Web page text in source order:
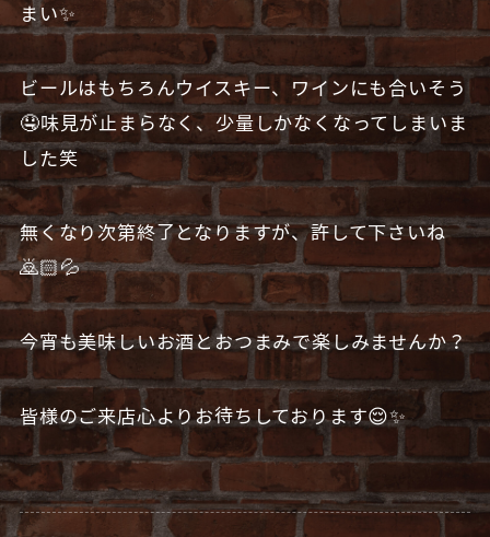
まい✨
ビールはもちろんウイスキー、ワインにも合いそう
🤤味見が止まらなく、少量しかなくなってしまいま
した笑
無くなり次第終了となりますが、許して下さいね
🙇🏻💦
今宵も美味しいお酒とおつまみで楽しみませんか？
皆様のご来店心よりお待ちしております😌✨